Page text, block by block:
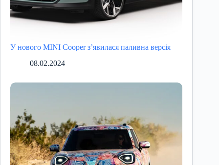
У нового MINI Cooper з’явилася паливна версія
08.02.2024